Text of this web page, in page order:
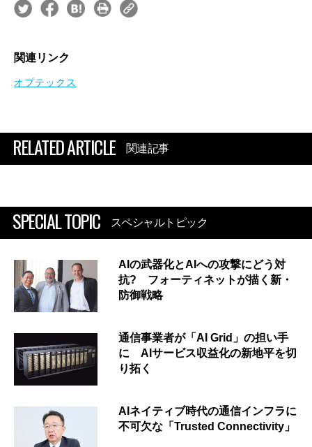
関連リンク
オプテックス
RELATED ARTICLE 関連記事
SPECIAL TOPIC スペシャルトピック
AIの武器化とAIへの攻撃にどう対
抗? フォーティネットが描く新・
防御戦略
通信事業者が「AI Grid」の担い手
に AIサービス収益化の新地平を切
り拓く
AIネイティブ時代の通信インフラに
不可欠な「Trusted Connectivity」